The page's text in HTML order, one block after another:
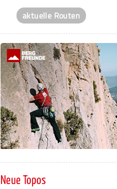
aktuelle Routen
Neue Topos